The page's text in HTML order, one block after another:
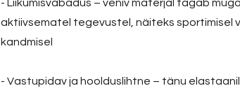
- Liikumisvabadus – veniv materjal tagab
aktiivsematel tegevustel, näiteks sportimisel
kandmisel
- Vastupidav ja hoolduslihtne – tänu